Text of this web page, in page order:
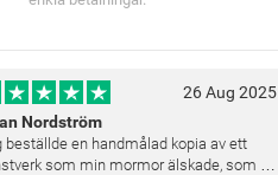
26 Aug 2025
Nordström
beställde en handmålad kopia av ett
som min mormor älskade, som en